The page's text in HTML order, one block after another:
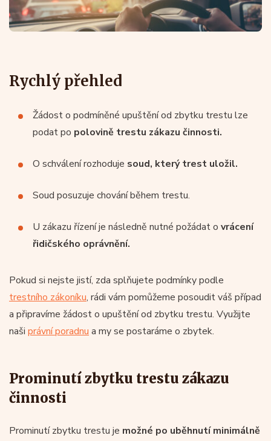
Rychlý přehled
Žádost o podmíněné upuštění od zbytku trestu lze
podat po polovině trestu zákazu činnosti.
O schválení rozhoduje soud, který trest uložil.
Soud posuzuje chování během trestu.
U zákazu řízení je následně nutné požádat o vrácení
řidičského oprávnění.
Pokud si nejste jistí, zda splňujete podmínky podle
trestního zákoníku, rádi vám pomůžeme posoudit váš případ
a připravíme žádost o upuštění od zbytku trestu. Využijte
naši právní poradnu a my se postaráme o zbytek.
Prominutí zbytku trestu zákazu
činnosti
Prominutí zbytku trestu je možné po uběhnutí minimálně